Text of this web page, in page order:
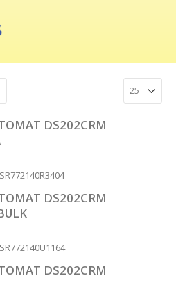
DS202CRM
DS202CRM
DS202CRM